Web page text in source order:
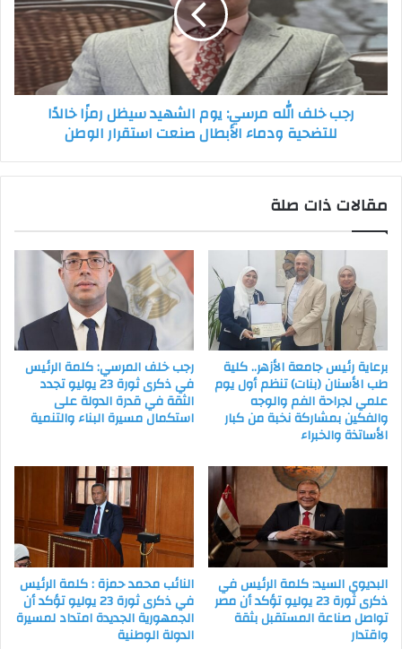
يوم
الشهيد
سيظل
خالدًا
للتضحية
الوطن
رجب خلف الله مرسي: يوم الشهيد سيظل رمزًا خالدًا
للتضحية ودماء الأبطال صنعت استقرار الوطن
مقالات ذات صلة
برعاية رئيس جامعة الأزهر.. كلية
طب الأسنان (بنات) تنظم أول يوم
علمي لجراحة الفم والوجه
والفكين بمشاركة نخبة من كبار
الأساتذة والخبراء
رجب خلف المرسي: كلمة الرئيس
في ذكرى ثورة 23 يوليو تجدد
الثقة في قدرة الدولة على
استكمال مسيرة البناء والتنمية
البديوي السيد: كلمة الرئيس في
ذكرى ثورة 23 يوليو تؤكد أن مصر
تواصل صناعة المستقبل بثقة
واقتدار
النائب محمد حمزة : كلمة الرئيس
في ذكرى ثورة 23 يوليو تؤكد أن
الجمهورية الجديدة امتداد لمسيرة
الدولة الوطنية